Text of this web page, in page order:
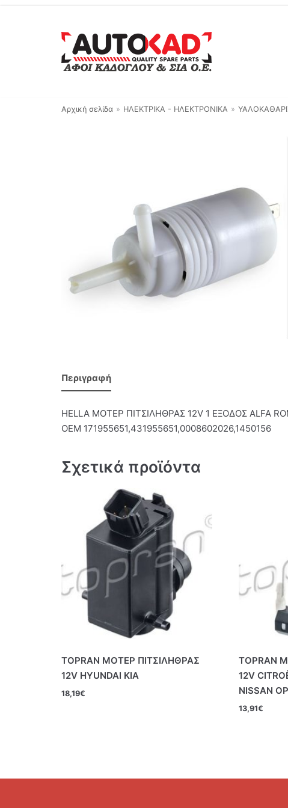
Αρχική σελίδα » ΗΛΕΚΤΡΙΚΑ - ΗΛΕΚΤΡΟΝΙΚΑ »
Περιγραφή
HELLA ΜΟΤΕΡ ΠΙΤΣΙΛΗΘΡΑΣ 12V 1 ΕΞΟΔΟΣ ALFA
OEM 171955651,431955651,0008602026,1450156
Σχετικά προϊόντα
TOPRAN ΜΟΤΕΡ ΠΙΤΣΙΛΗΘΡΑΣ
12V HYUNDAI KIA
18,19€
TOPRAN
12V
NISSAN
13,91€